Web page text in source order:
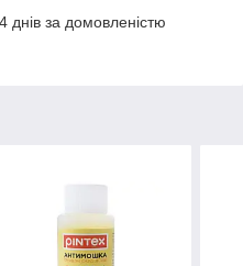
за домовленістю